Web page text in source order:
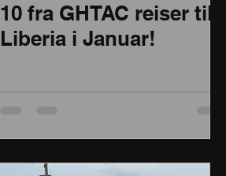
10 fra GHTAC reiser til
Liberia i Januar!